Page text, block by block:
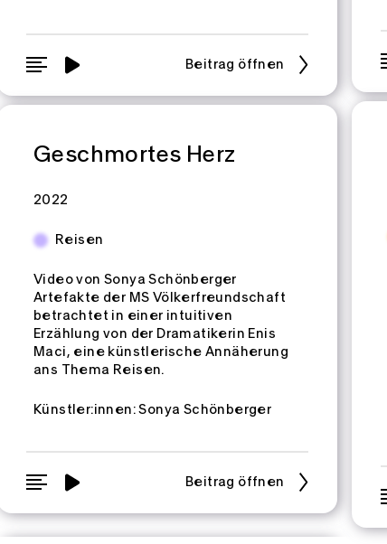
Beitrag öffnen
Geschmortes Herz
Zeitspannen:
2022
Reisen
Video von Sonya Schönberger
Artefakte der MS Völkerfreundschaft
betrachtet in einer intuitiven
Erzählung von der Dramatikerin Enis
Maci, eine künstlerische Annäherung
ans Thema Reisen.
Künstler:innen: Sonya Schönberger
Beitrag öffnen